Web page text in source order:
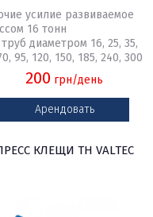
усилие развиваемое
16 тонн
диаметром 16, 25, 35,
95, 120, 150, 185, 240, 300
200 грн/день
Арендовать
КЛЕЩИ TH VALTEC